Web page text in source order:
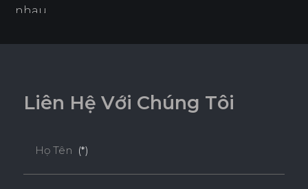
nhau.
Test/ ISO 12460-1).
Liên Hệ Với Chúng Tôi
Họ Tên (*)